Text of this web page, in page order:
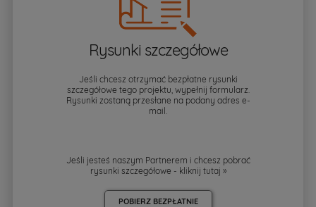
Rysunki szczegółowe
Jeśli chcesz otrzymać bezpłatne rysunki
szczegółowe tego projektu, wypełnij formularz.
Rysunki zostaną przesłane na podany adres e-
mail.
Jeśli jesteś naszym Partnerem i chcesz pobrać
rysunki szczegółowe - kliknij tutaj »
POBIERZ BEZPŁATNIE